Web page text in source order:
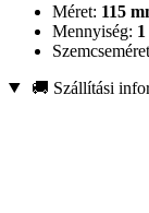
Méret: 115
Mennyiség:
🚚 Szállítási